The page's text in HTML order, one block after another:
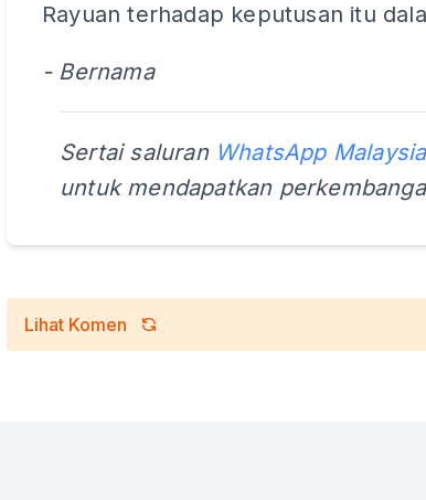
Rayuan terhadap keputusan itu
- Bernama
Sertai saluran WhatsApp
untuk mendapatkan
Lihat Komen